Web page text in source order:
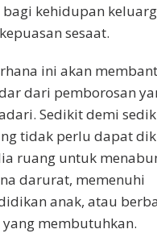
kehidupan
sesaat.
ini akan
dari pemborosan
Sedikit demi
tidak perlu dapat
ruang untuk
darurat, memenuhi
anak, atau
membutuhkan.